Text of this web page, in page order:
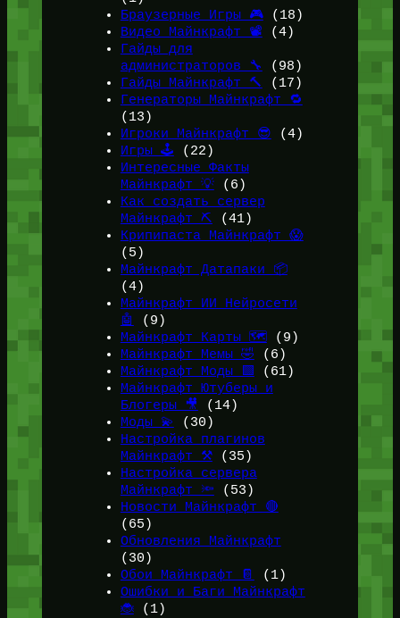
Браузерные Игры 🎮(18)
Видео Майнкрафт 📽️ (4)
Гайды для
администраторов 🔧
(98)
Гайды Майнкрафт 🔨
(17)
Генераторы Майнкрафт 🔁
(13)
Игроки Майнкрафт 😎 (4)
Игры 🕹️ (22)
Интересные Факты
Майнкрафт 💡(6)
Как создать сервер
Майнкрафт ⛏️ (41)
Крипипаста Майнкрафт 😱
(5)
Майнкрафт Датапаки 📦
(4)
Майнкрафт ИИ Нейросети
🤖
(9)
Майнкрафт Карты 🗺️ (9)
Майнкрафт Мемы 🤣 (6)
Майнкрафт Моды 🟩
(61)
Майнкрафт Ютуберы и
Блогеры 🎥
(14)
Моды 💫
(30)
Настройка плагинов
Майнкрафт ⚒️(35)
Настройка сервера
Майнкрафт 🔦 (53)
Новости Майнкрафт 🔴
(65)
Обновления Майнкрафт
(30)
Обои Майнкрафт 📔
(1)
Ошибки и Баги Майнкрафт
🐞(1)